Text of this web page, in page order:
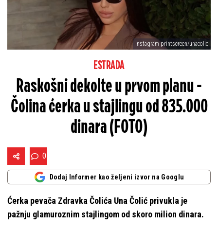
Instagram printscreen/unacolic
ESTRADA
Raskošni dekolte u prvom planu -
Čolina ćerka u stajlingu od 835.000
dinara (FOTO)
0
Dodaj Informer kao željeni izvor na Googlu
Ćerka pevača Zdravka Čolića Una Čolić privukla je
pažnju glamuroznim stajlingom od skoro milion dinara.